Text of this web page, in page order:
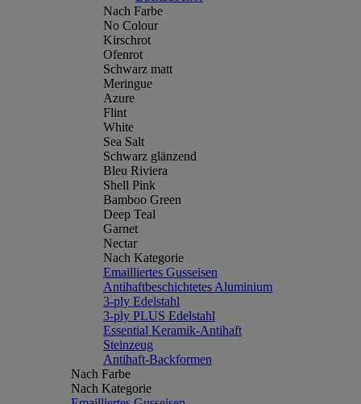
Nach Farbe
No Colour
Kirschrot
Ofenrot
Schwarz matt
Meringue
Azure
Flint
White
Sea Salt
Schwarz glänzend
Bleu Riviera
Shell Pink
Bamboo Green
Deep Teal
Garnet
Nectar
Nach Kategorie
Emailliertes Gusseisen
Antihaftbeschichtetes Aluminium
3-ply Edelstahl
3-ply PLUS Edelstahl
Essential Keramik-Antihaft
Steinzeug
Antihaft-Backformen
Nach Farbe
Nach Kategorie